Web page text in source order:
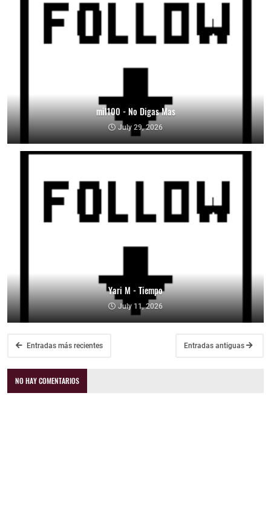
mil100 - No Digas Mas
July 29, 2026
Yari M - Tiempo
July 11, 2026
Entradas más recientes Entradas antiguas
NO HAY COMENTARIOS